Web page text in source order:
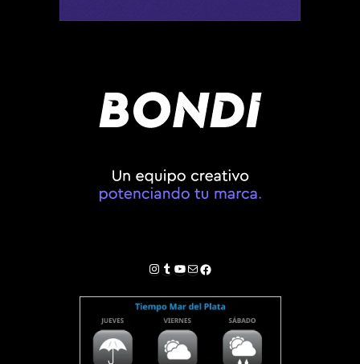
Instagram
Tumblr
YouTube
Correo electrónico
Facebook